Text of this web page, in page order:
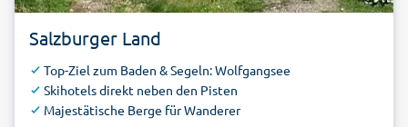
Salzburger Land
Top-Ziel zum Baden & Segeln: Wolfgangsee
Skihotels direkt neben den Pisten
Majestätische Berge für Wanderer